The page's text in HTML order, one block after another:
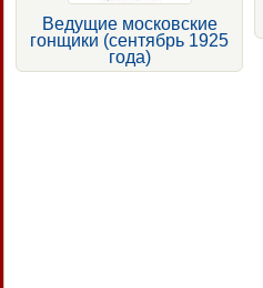
Ведущие московские
гонщики (сентябрь 1925
года)